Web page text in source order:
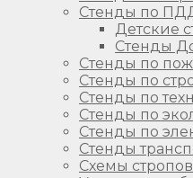
Стенды по
Детские
Стенды
Стенды по
Стенды по
Стенды по
Стенды по
Стенды по
Стенды
Схемы